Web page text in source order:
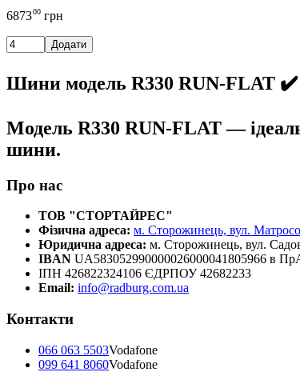
687300 грн
Додати
Шини модель R330 RUN-FLAT ✔️
Модель R330 RUN-FLAT —
шини.
Про нас
ТОВ "СТОРТАЙРЕС"
Фізична адреса: м. Сторожинець, вул.
Юридична адреса: м. Сторожинець, вул.
IBAN UA583052990000026000041805966
ІПН 426822324106 ЄДРПОУ 42682233
Email: info@radburg.com.ua
Контакти
066 063 5503Vodafone
099 641 8060Vodafone